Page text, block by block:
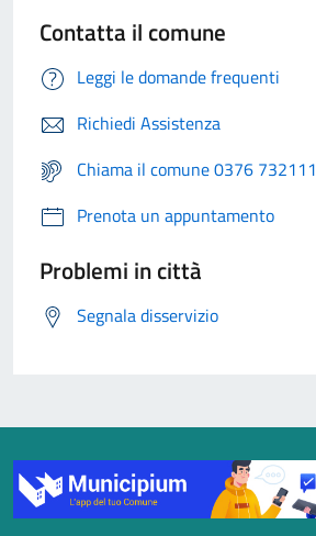
Contatta il comune
Leggi le domande frequenti
Richiedi Assistenza
Chiama il comune 0376 732111
Prenota un appuntamento
Problemi in città
Segnala disservizio